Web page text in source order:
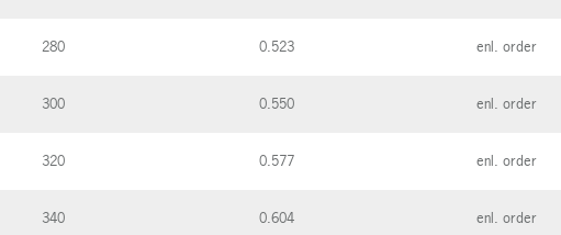
280 0.523 enl. order
300 0.550 enl. order
320 0.577 enl. order
340 0.604 enl. order